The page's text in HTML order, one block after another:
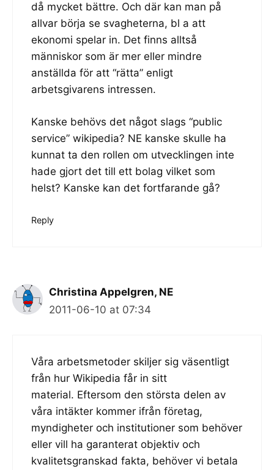
då mycket bättre. Och där kan man på
allvar börja se svagheterna, bl a att
ekonomi spelar in. Det finns alltså
människor som är mer eller mindre
anställda för att “rätta” enligt
arbetsgivarens intressen.
Kanske behövs det något slags “public
service” wikipedia? NE kanske skulle ha
kunnat ta den rollen om utvecklingen inte
hade gjort det till ett bolag vilket som
helst? Kanske kan det fortfarande gå?
Reply
Christina Appelgren, NE
2011-06-10 at 07:34
Våra arbetsmetoder skiljer sig väsentligt
från hur Wikipedia får in sitt
material. Eftersom den största delen av
våra intäkter kommer ifrån företag,
myndigheter och institutioner som behöver
eller vill ha garanterat objektiv och
kvalitetsgranskad fakta, behöver vi betala